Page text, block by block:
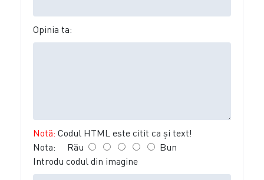
Opinia ta:
Notă: Codul HTML este citit ca şi text!
Nota: Rău
Bun
Introdu codul din imagine